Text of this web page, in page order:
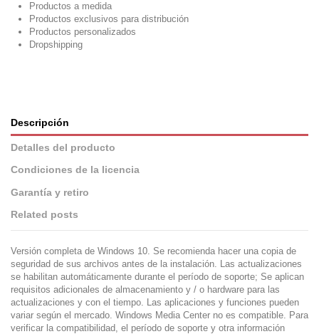
Productos a medida
Productos exclusivos para distribución
Productos personalizados
Dropshipping
Descripción
Detalles del producto
Condiciones de la licencia
Garantía y retiro
Related posts
Versión completa de Windows 10. Se recomienda hacer una copia de
seguridad de sus archivos antes de la instalación. Las actualizaciones
se habilitan automáticamente durante el período de soporte; Se aplican
requisitos adicionales de almacenamiento y / o hardware para las
actualizaciones y con el tiempo. Las aplicaciones y funciones pueden
variar según el mercado. Windows Media Center no es compatible. Para
verificar la compatibilidad, el período de soporte y otra información